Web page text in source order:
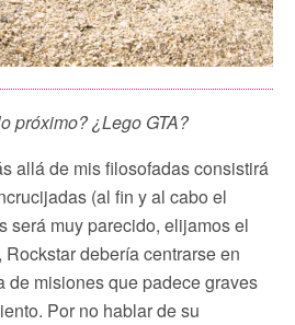
próximo? ¿Lego GTA?
allá de mis filosofadas consistirá
(al fin y al cabo el
será muy parecido, elijamos el
debería centrarse en
de misiones que padece graves
Por no hablar de su